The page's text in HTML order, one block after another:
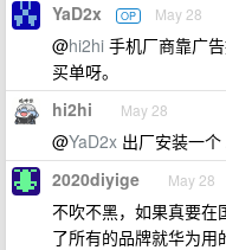
YaD2x OP May 28
@hi2hi 手机厂商靠广
买单呀。
hi2hi May 28
@YaD2x 出厂安装一
2020diyige May 28
不吹不黑，如果真要在
了所有的品牌就华为用